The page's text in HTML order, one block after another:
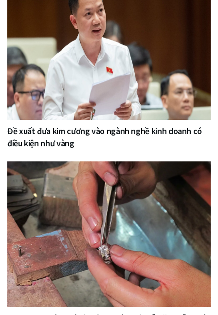
Đề xuất đưa kim cương vào ngành nghề kinh doanh có
điều kiện như vàng